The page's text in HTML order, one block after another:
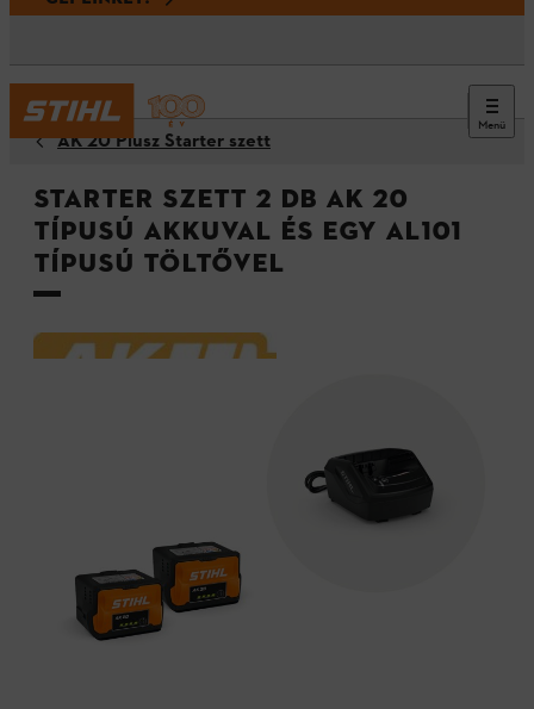
Menü
AK 20 Plusz Starter szett
Starter szett 2 db AK 20
típusú akkuval és egy AL101
típusú töltővel